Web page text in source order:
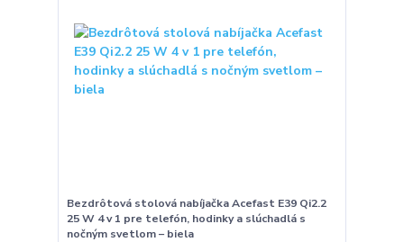
Bezdrôtová stolová nabíjačka Acefast E39 Qi2.2
25 W 4 v 1 pre telefón, hodinky a slúchadlá s
nočným svetlom – biela